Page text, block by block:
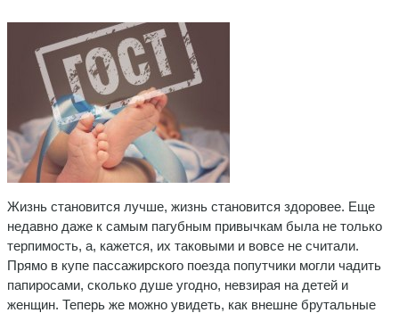
Жизнь становится лучше, жизнь становится здоровее. Еще
недавно даже к самым пагубным привычкам была не только
терпимость, а, кажется, их таковыми и вовсе не считали.
Прямо в купе пассажирского поезда попутчики могли чадить
папиросами, сколько душе угодно, невзирая на детей и
женщин. Теперь же можно увидеть, как внешне брутальные